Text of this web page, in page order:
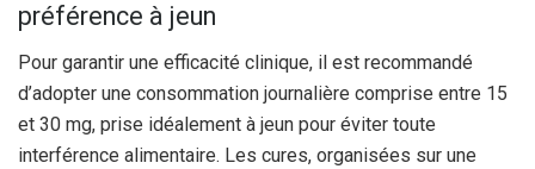
préférence à jeun
Pour garantir une efficacité clinique, il est recommandé
d’adopter une consommation journalière comprise entre 15
et 30 mg, prise idéalement à jeun pour éviter toute
interférence alimentaire. Les cures, organisées sur une